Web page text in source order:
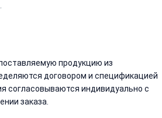
продукцию из
договором и спецификацией
согласовываются индивидуально с
заказа.